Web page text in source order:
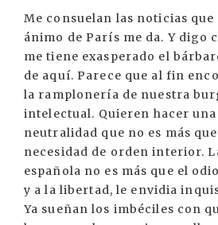
Me consuelan las noticias que
ánimo de París me da. Y digo
me tiene exasperado el
de aquí. Parece que al fin
la ramplonería de nuestra
intelectual. Quieren hacer
neutralidad que no es más
necesidad de orden interior.
española no es más que el
y a la libertad, le envidia
Ya sueñan los imbéciles con